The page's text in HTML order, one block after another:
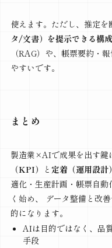
使えます。ただし、推定を
タ/文書）を提示できる構成
（RAG）や、帳票要約・
やすいです。
まとめ
製造業×AIで成果を出す鍵
（KPI）
と 定着（運用設計）
適化・生産計画・帳票自
く始め、 データ整備と改
的になります。
AIは目的ではなく、品
手段